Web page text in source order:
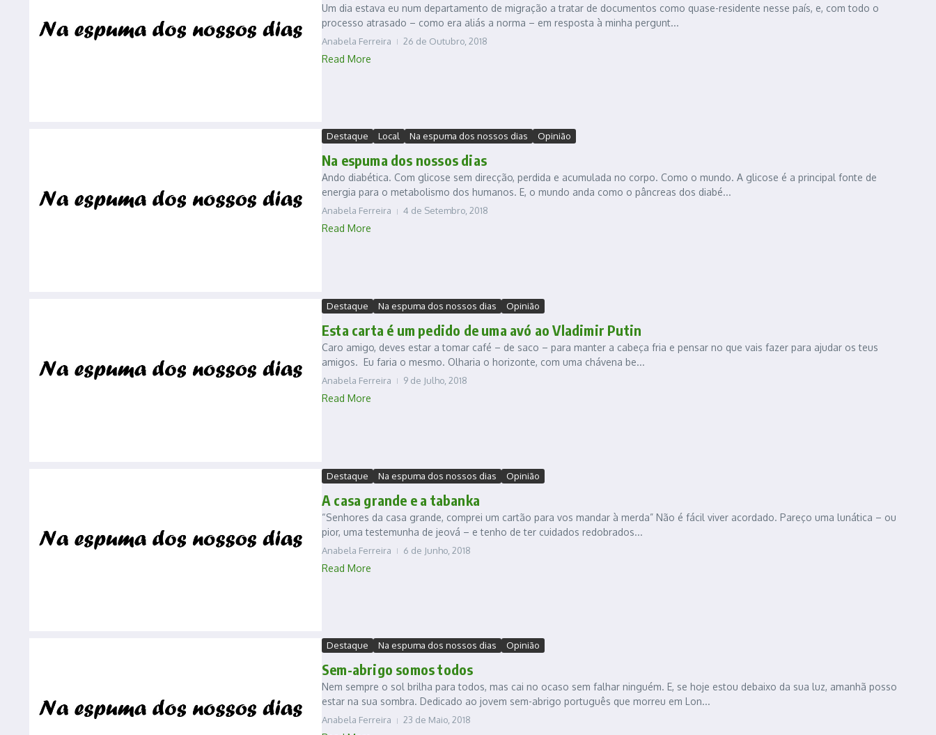
Um dia estava eu num departamento de migração a tratar de documentos como quase-residente nesse país, e, com todo o
processo atrasado – como era aliás a norma – em resposta à minha pergunt...
Anabela Ferreira 26 de Outubro, 2018
Read More
Destaque Local Na espuma dos nossos dias Opinião
Na espuma dos nossos dias
Ando diabética. Com glicose sem direcção, perdida e acumulada no corpo. Como o mundo. A glicose é a principal fonte de
energia para o metabolismo dos humanos. E, o mundo anda como o pâncreas dos diabé...
Anabela Ferreira 4 de Setembro, 2018
Read More
Destaque Na espuma dos nossos dias Opinião
Esta carta é um pedido de uma avó ao Vladimir Putin
Caro amigo, deves estar a tomar café – de saco – para manter a cabeça fria e pensar no que vais fazer para ajudar os teus
amigos. Eu faria o mesmo. Olharia o horizonte, com uma chávena be...
Anabela Ferreira 9 de Julho, 2018
Read More
Destaque Na espuma dos nossos dias Opinião
A casa grande e a tabanka
“Senhores da casa grande, comprei um cartão para vos mandar à merda” Não é fácil viver acordado. Pareço uma lunática – ou
pior, uma testemunha de jeová – e tenho de ter cuidados redobrados...
Anabela Ferreira 6 de Junho, 2018
Read More
Destaque Na espuma dos nossos dias Opinião
Sem-abrigo somos todos
Nem sempre o sol brilha para todos, mas cai no ocaso sem falhar ninguém. E, se hoje estou debaixo da sua luz, amanhã posso
estar na sua sombra. Dedicado ao jovem sem-abrigo português que morreu em Lon...
Anabela Ferreira 23 de Maio, 2018